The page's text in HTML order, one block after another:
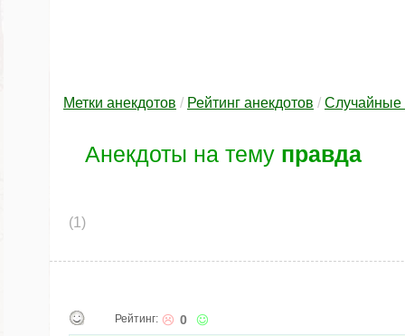
Метки анекдотов / Рейтинг анекдотов / Случайные
Анекдоты на тему правда
(1)
Рейтинг: 0